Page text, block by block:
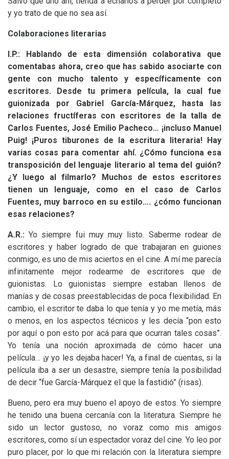
y yo trato de que no sea así.
Colaboraciones literarias
I.P.: Hablando de esta dimensión colaborativa que
comentabas ahora, creo que has sabido asociarte con
gente con mucho talento y específicamente con
escritores. Desde tu primera película, la cual fue
guionizada por Gabriel García-Márquez, hasta las
relaciones fructíferas con escritores de la talla de
Carlos Fuentes, José Emilio Pacheco… ¡incluso Manuel
Puig! ¡Puros tiburones de la escritura literaria! Hay
varias cosas para comentar ahí. ¿Cómo funciona esa
transposición del lenguaje literario al tema del guión?
¿Y luego al filmarlo? Muchos de estos escritores
tienen un lenguaje, como en el caso de Carlos
Fuentes, muy barroco en su estilo…. ¿cómo funcionan
esas relaciones?
A.R.:Yo siempre fui muy muy listo. Saberme rodear de
escritores y haber logrado de que trabajaran en guiones
conmigo, es uno de mis aciertos en el cine. A mí me parecía
infinitamente mejor rodearme de escritores que de
guionistas. Lo guionistas siempre estaban llenos de
manías y de cosas preestablecidas de poca flexibilidad. En
cambio, el escritor te daba lo que tenía y yo me metía, más
o menos, en los aspectos técnicos y les decía “pon esto
por aquí o pon esto por acá para que ocurran tales cosas”.
Yo tenía una noción aproximada de cómo hacer una
película… ¡y yo les dejaba hacer! Ya, a final de cuentas, si la
película iba a ser un desastre, siempre tenía la posibilidad
de decir “fue García-Márquez el que la fastidió” (risas).
Bueno, pero era muy bueno el apoyo de estos. Yo siempre
he tenido una buena cercanía con la literatura. Siempre he
sido un lector gustoso, no voraz como mis amigos
escritores, como sí un espectador voraz del cine. Yo leo por
puro placer, por lo que mi relación con la literatura siempre